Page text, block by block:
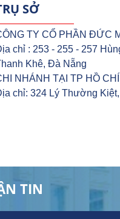
SỞ
TY CỔ PHẦN ĐỨC
chỉ : 253 - 255 - 257
Khê, Đà Nẵng
NHÁNH TẠI TP HỒ CHÍ
chỉ: 324 Lý Thường
TIN